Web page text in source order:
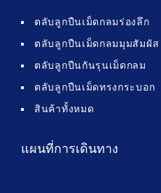
ตลับลูกปืนเม็ดกลมร่องลึก
ตลับลูกปืนเม็ดกลมมุมสัมผัส
ตลับลูกปืนกันรุนเม็ดกลม
ตลับลูกปืนเม็ดทรงกระบอก
สินค้าทั้งหมด
แผนที่การเดินทาง